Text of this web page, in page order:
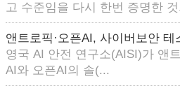
고 수준임을 다시 한번 증명한
앤트로픽·오픈AI, 사이버보안
영국 AI 안전 연구소(AISI)가 앤
AI와 오픈AI의 솔(...